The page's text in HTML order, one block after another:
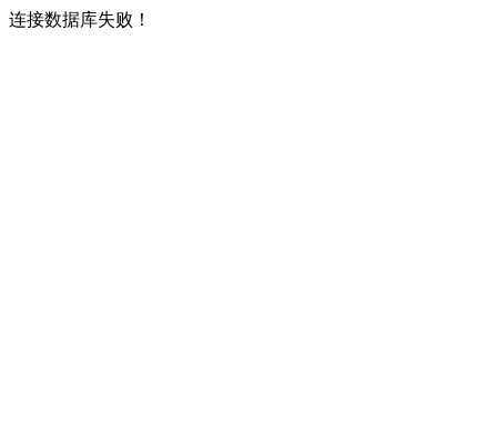
连接数据库失败！